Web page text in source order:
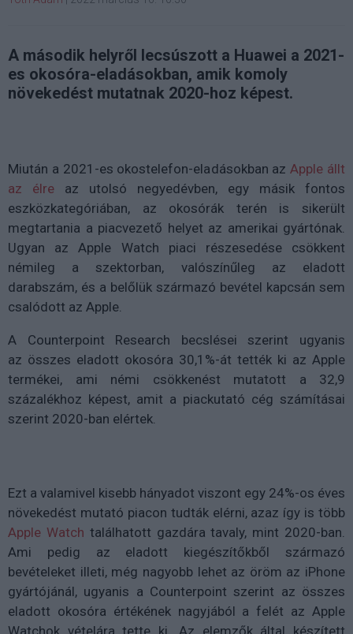
A második helyről lecsúszott a Huawei a 2021-
es okosóra-eladásokban, amik komoly
növekedést mutatnak 2020-hoz képest.
Miután a 2021-es okostelefon-eladásokban az Apple állt
az élre az utolsó negyedévben, egy másik fontos
eszközkategóriában, az okosórák terén is sikerült
megtartania a piacvezető helyet az amerikai gyártónak.
Ugyan az Apple Watch piaci részesedése csökkent
némileg a szektorban, valószínűleg az eladott
darabszám, és a belőlük származó bevétel kapcsán sem
csalódott az Apple.
A Counterpoint Research becslései szerint ugyanis
az összes eladott okosóra 30,1%-át tették ki az Apple
termékei, ami némi csökkenést mutatott a 32,9
százalékhoz képest, amit a piackutató cég számításai
szerint 2020-ban elértek.
Ezt a valamivel kisebb hányadot viszont egy 24%-os éves
növekedést mutató piacon tudták elérni, azaz így is több
Apple Watch találhatott gazdára tavaly, mint 2020-ban.
Ami pedig az eladott kiegészítőkből származó
bevételeket illeti, még nagyobb lehet az öröm az iPhone
gyártójánál, ugyanis a Counterpoint szerint az összes
eladott okosóra értékének nagyjából a felét az Apple
Watchok vételára tette ki. Az elemzők által készített